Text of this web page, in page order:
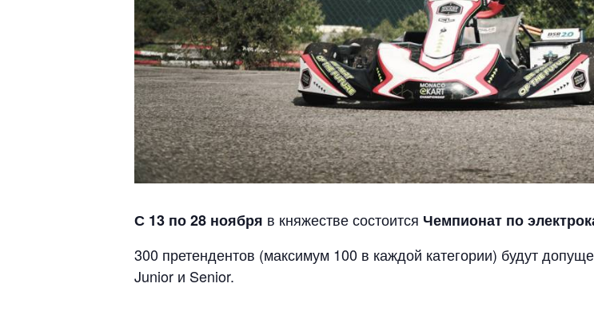
С 13 по 28 ноября в княжестве состоится Чемпионат по
300 претендентов (максимум 100 в каждой категории) будут
Junior и Senior.